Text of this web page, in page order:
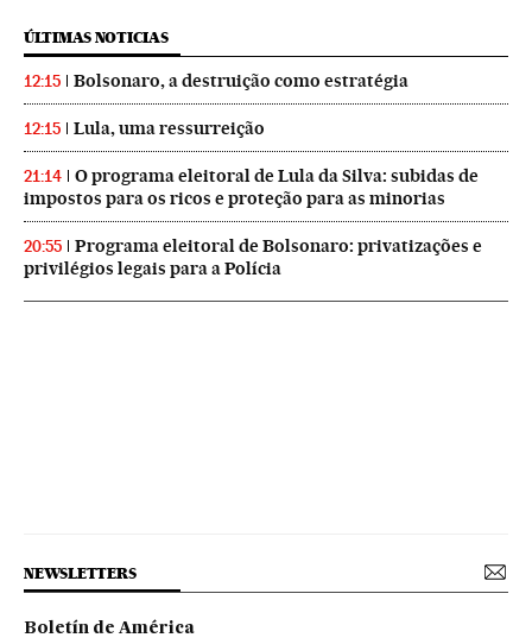
ÚLTIMAS NOTICIAS
12:15 Bolsonaro, a destruição como estratégia
12:15 Lula, uma ressurreição
21:14
O programa eleitoral de Lula da Silva: subidas de
impostos para os ricos e proteção para as minorias
20:55
Programa eleitoral de Bolsonaro: privatizações e
privilégios legais para a Polícia
NEWSLETTERS
Boletín de América